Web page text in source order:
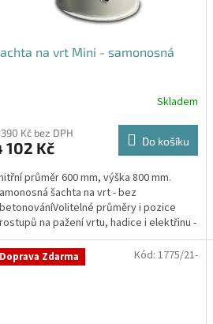
na vrt Mini - samonosná
Skladem
Kč bez DPH
102 Kč Do košíku
průměr 600 mm, výška 800 mm.
šachta na vrt - bez
průměry i pozice
na pažení vrtu, hadice i elektřinu -
průměry...
Doprava Zdarma Kód: 1775/21-